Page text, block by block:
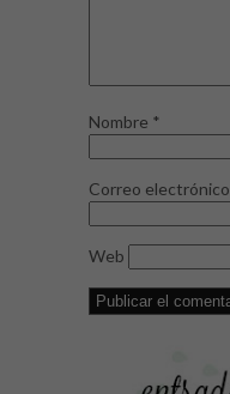
Nombre *
Correo electrónico
Web